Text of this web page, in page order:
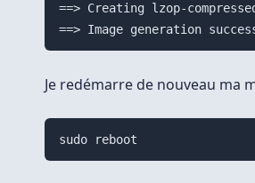
==> Creating lzop-
Je redémarre de nouveau ma